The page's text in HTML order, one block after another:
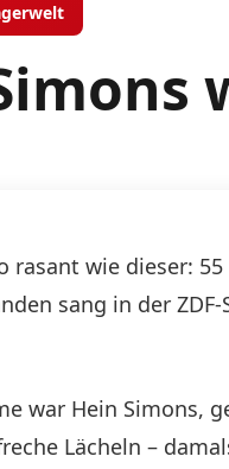
wie dieser:
sang in der
war Hein Simons,
Lächeln –